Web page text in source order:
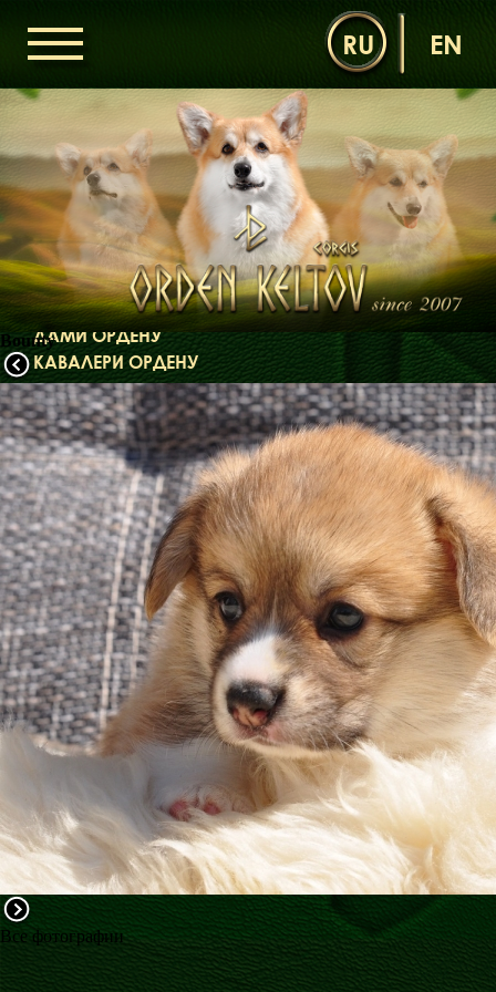
Bounty
Все фотографии
RU EN
ОРДЕН КЕЛЬТІВ
НОВИНИ
ДИТЯЧА КІМНАТА
КОНТАКТИ
НАШІ КОРГІ
ДАМИ ОРДЕНУ
КАВАЛЕРИ ОРДЕНУ
ЩЕНЯТА
ДИТЯЧА КІМНАТА
БІБЛІОТЕКА
МІФИ
ФАКТИ
БЛОГ
ГАЛЕРЕЇ